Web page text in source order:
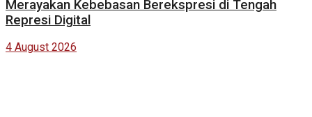
Merayakan Kebebasan Berekspresi di Tengah
Represi Digital
4 August 2026